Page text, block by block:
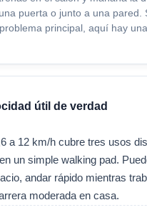
puerta o junto a una pared.
principal, aquí hay una
útil de verdad
a 12 km/h cubre tres usos
un simple walking pad.
andar rápido mientras
moderada en casa.